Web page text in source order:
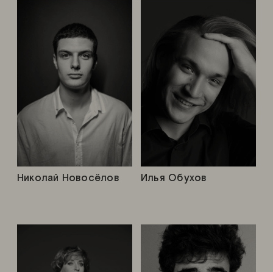
Николай Новосёлов Илья Обухов